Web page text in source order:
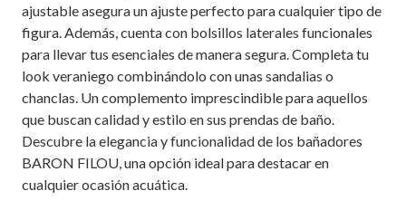
ajustable asegura un ajuste perfecto para cualquier tipo de
figura. Además, cuenta con bolsillos laterales funcionales
para llevar tus esenciales de manera segura. Completa tu
look veraniego combinándolo con unas sandalias o
chanclas. Un complemento imprescindible para aquellos
que buscan calidad y estilo en sus prendas de baño.
Descubre la elegancia y funcionalidad de los bañadores
BARON FILOU, una opción ideal para destacar en
cualquier ocasión acuática.